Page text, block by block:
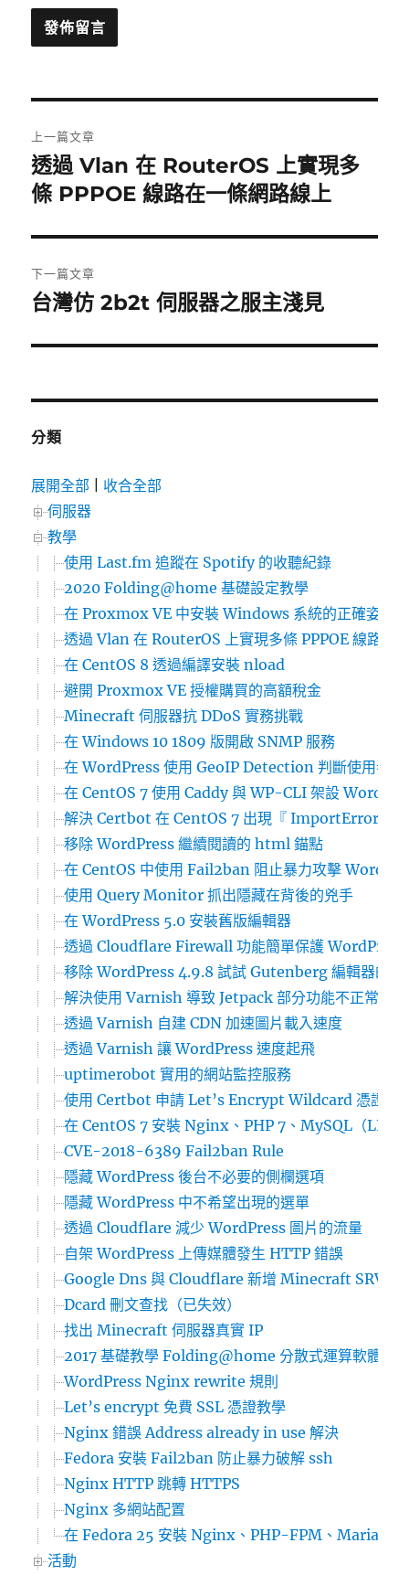
章
導
覽
上一篇文章
上
一
文
章:
透過 Vlan 在 RouterOS 上實現多
條 PPPOE 線路在一條網路線上
下一篇文章
下
篇
章:
台灣仿 2b2t 伺服器之服主淺見
分類
展開全部
收合全部
伺服器
教學
使用 Last.fm 追蹤在 Spotify 的收聽紀錄
2020 Folding@home 基礎設定教學
在 Proxmox VE 中安裝 Windows 系統的正確姿勢
透過 Vlan 在 RouterOS 上實現多條 PPPOE 線路在
在 CentOS 8 透過編譯安裝 nload
避開 Proxmox VE 授權購買的高額稅金
Minecraft 伺服器抗 DDoS 實務挑戰
在 Windows 10 1809 版開啟 SNMP 服務
在 WordPress 使用 GeoIP Detection 判斷使用者國
在 CentOS 7 使用 Caddy 與 WP-CLI 架設
解決 Certbot 在 CentOS 7 出現『 ImportError:
移除 WordPress 繼續閱讀的 html 錨點
在 CentOS 中使用 Fail2ban 阻止暴力攻擊
使用 Query Monitor 抓出隱藏在背後的兇手
在 WordPress 5.0 安裝舊版編輯器
透過 Cloudflare Firewall 功能簡單保護 WordPress
移除 WordPress 4.9.8 試試 Gutenberg 編輯器的提
解決使用 Varnish 導致 Jetpack 部分功能不正常運作
透過 Varnish 自建 CDN 加速圖片載入速度
透過 Varnish 讓 WordPress 速度起飛
uptimerobot 實用的網站監控服務
使用 Certbot 申請 Let’s Encrypt Wildcard 憑證
在 CentOS 7 安裝 Nginx、PHP 7、MySQL（
CVE-2018-6389 Fail2ban Rule
隱藏 WordPress 後台不必要的側欄選項
隱藏 WordPress 中不希望出現的選單
透過 Cloudflare 減少 WordPress 圖片的流量
自架 WordPress 上傳媒體發生 HTTP 錯誤
Google Dns 與 Cloudflare 新增 Minecraft SRV 紀
Dcard 刪文查找（已失效）
找出 Minecraft 伺服器真實 IP
2017 基礎教學 Folding@home 分散式運算軟體
WordPress Nginx rewrite 規則
Let’s encrypt 免費 SSL 憑證教學
Nginx 錯誤 Address already in use 解決
Fedora 安裝 Fail2ban 防止暴力破解 ssh
Nginx HTTP 跳轉 HTTPS
Nginx 多網站配置
在 Fedora 25 安裝 Nginx、PHP-FPM、MariaDB
活動